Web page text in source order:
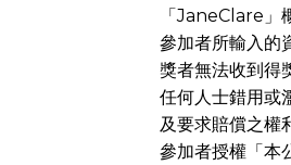
「JaneClare」
參加者所輸入的
獎者無法收到得
任何人士錯用或
及要求賠償之權
參加者授權「本